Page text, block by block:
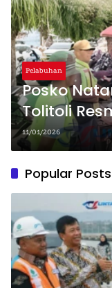
Pelabuhan
Posko
Tolitoli
11/01/2026
Popular Posts